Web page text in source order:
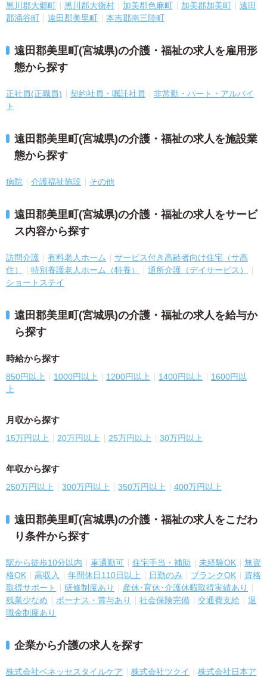
黒川郡大郷町
黒川郡大衡村 加美郡色麻町 加美郡加美町
遠田
郡涌谷町
遠田郡美里町 本吉郡南三陸町
遠田郡美里町(宮城県)の介護・福祉の求人を雇用形
態から探す
正社員(正職員) 契約社員・嘱託社員
非常勤・パート・アルバイ
ト
遠田郡美里町(宮城県)の介護・福祉の求人を施設業
態から探す
病院 介護福祉施設 その他
遠田郡美里町(宮城県)の介護・福祉の求人をサービ
ス内容から探す
訪問介護 有料老人ホーム
サービス付き高齢者向け住宅（サ高
住）
特別養護老人ホーム（特養）
通所介護（デイサービス）
ショートステイ
遠田郡美里町(宮城県)の介護・福祉の求人を給与か
ら探す
時給から探す
850円以上 1000円以上 1200円以上 1400円以上
1600円以
上
月収から探す
15万円以上 20万円以上 25万円以上 30万円以上
年収から探す
250万円以上 300万円以上 350万円以上 400万円以上
遠田郡美里町(宮城県)の介護・福祉の求人をこだわ
り条件から探す
駅から徒歩10分以内 車通勤可 住宅手当・補助 未経験OK
無資
格OK
高収入 年間休日110日以上 日勤のみ ブランクOK
資格
取得サポート
研修制度あり
産休･育休･介護休暇取得実績あり
残業少なめ
ボーナス・賞与あり 社会保険完備 交通費支給
退
職金制度あり
企業から介護の求人を探す
株式会社ベネッセスタイルケア 株式会社ツクイ 株式会社日本ア